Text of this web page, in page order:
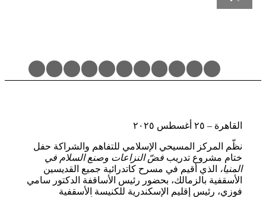
2
4
6
8
القاهرة – ٢٥ أغسطس ٢٠٢٥
نظّم المركز المسيحي الإسلامي للتفاهم والشراكة حفل
ختام مشروع تدريبفضّ النزاعات وصنع السلام في
المنيا،
الذي أقيم في مسرح كاتدرائية جميع القديسين
الأسقفية بالزمالك، بحضور رئيس الأساقفة الدكتور سامي
فوزي، رئيس إقليم الإسكندرية للكنيسة الأسقفية